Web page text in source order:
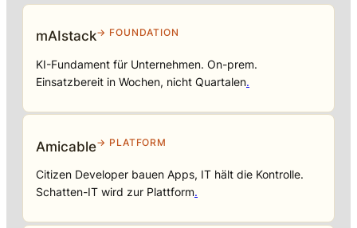
mAIstack→ FOUNDATION
KI-Fundament für Unternehmen. On-prem.
Einsatzbereit in Wochen, nicht Quartalen.
Amicable→ PLATFORM
Citizen Developer bauen Apps, IT hält die Kontrolle.
Schatten-IT wird zur Plattform.